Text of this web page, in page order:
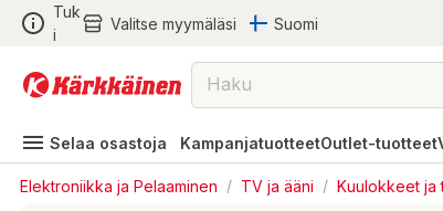
Tuk
i
Valitse myymäläsi Suomi
Selaa osastoja KampanjatuotteetOutlet-tuotteet
Elektroniikka ja Pelaaminen / TV ja ääni / Kuulokkeet ja